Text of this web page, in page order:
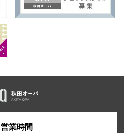
営業時間